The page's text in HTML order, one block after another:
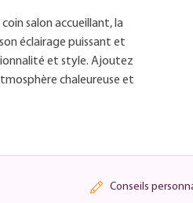
salon accueillant, la
éclairage puissant et
et style. Ajoutez
chaleureuse et
Conseils